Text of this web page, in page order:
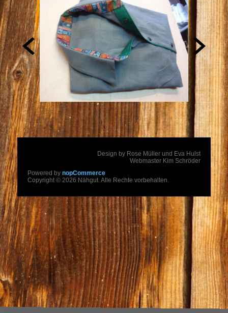
Design by Rose Müller und Eva Hulst
Webmaster Kim Schröder
Powered by nopCommerce
Copyright © 2026 Nähgut. Alle Rechte vorbehalten.